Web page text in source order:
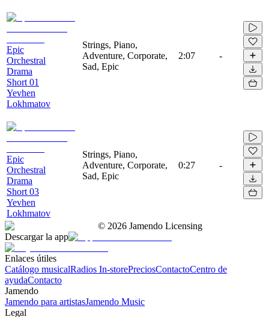
Epic
Orchestral
Drama
Short 01
Yevhen
Lokhmatov
Strings, Piano,
Adventure, Corporate,
Sad, Epic
2:07 -
Epic
Orchestral
Drama
Short 03
Yevhen
Lokhmatov
Strings, Piano,
Adventure, Corporate,
Sad, Epic
0:27 -
© 2026 Jamendo Licensing
Descargar la app
Enlaces útiles
Catálogo musicalRadios In-storePreciosContactoCentro de
ayudaContacto
Jamendo
Jamendo para artistasJamendo Music
Legal